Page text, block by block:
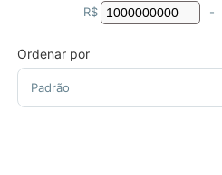
R$ -
Ordenar por
Sort Products